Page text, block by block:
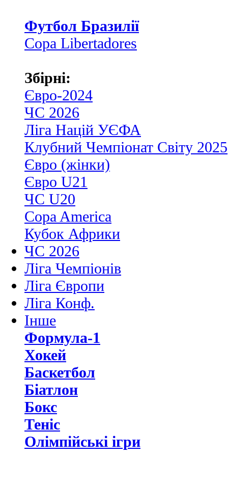
Футбол Бразилії
Copa Libertadores
Збірні:
Євро-2024
ЧС 2026
Ліга Націй УЄФА
Клубний Чемпіонат Світу 2025
Євро (жінки)
Євро U21
ЧС U20
Copa America
Кубок Африки
ЧС 2026
Ліга Чемпіонів
Ліга Європи
Ліга Конф.
Інше
Формула-1
Хокей
Баскетбол
Біатлон
Бокс
Теніс
Олімпійські ігри